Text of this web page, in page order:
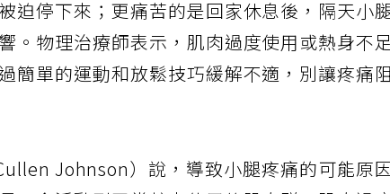
迫停下來；更痛苦的是回家休息後，隔天小
。物理治療師表示，肌肉過度使用或熱身不
簡單的運動和放鬆技巧緩解不適，別讓疼痛
Johnson）說，導致小腿疼痛的可能原